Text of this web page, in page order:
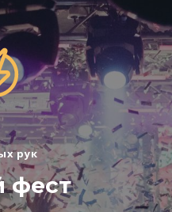
рук
фест